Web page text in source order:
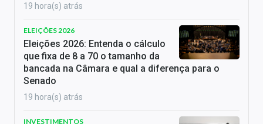
19 hora(s) atrás
ELEIÇÕES 2026
Eleições 2026: Entenda o cálculo
que fixa de 8 a 70 o tamanho da
bancada na Câmara e qual a diferença para o
Senado
19 hora(s) atrás
INVESTIMENTOS